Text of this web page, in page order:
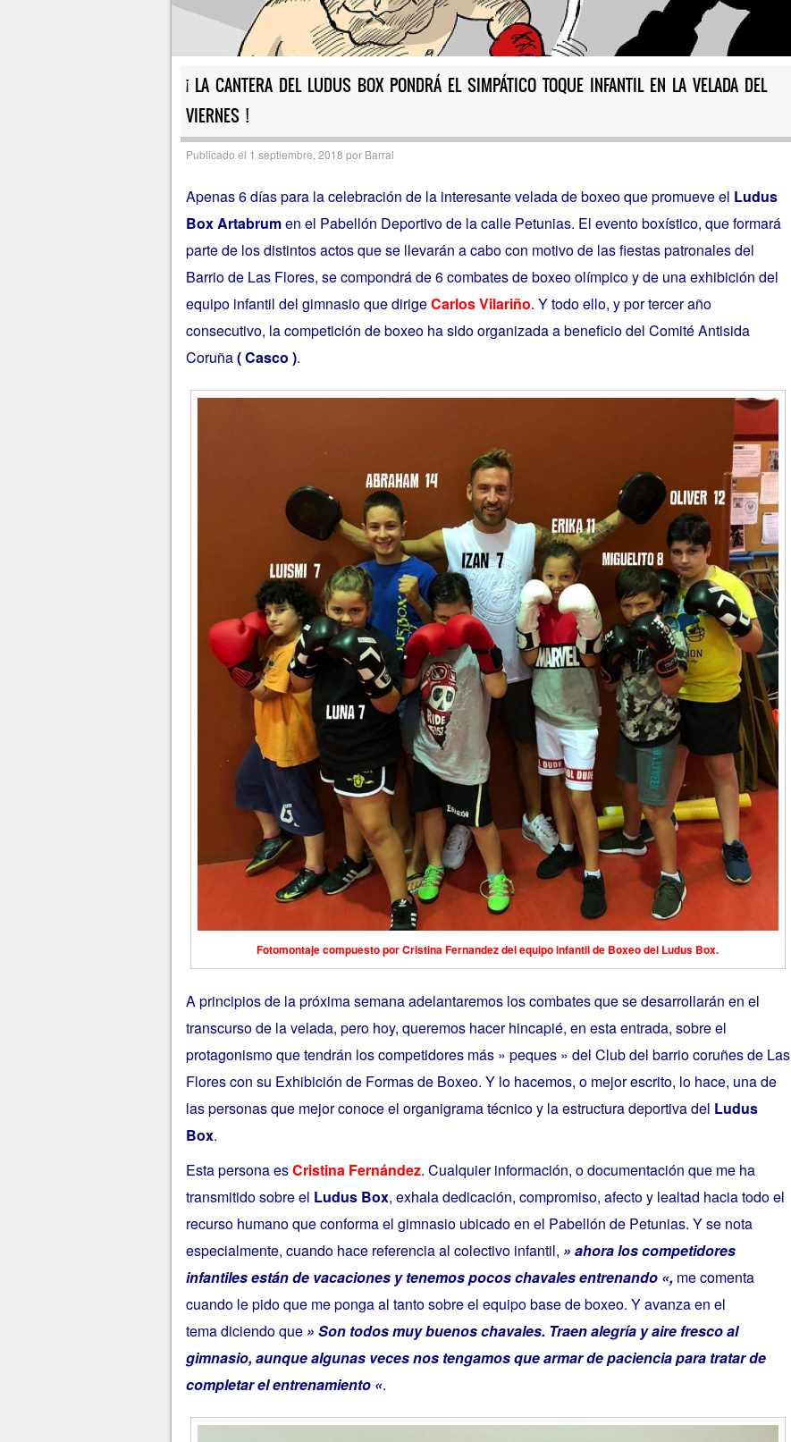
¡ LA CANTERA DEL LUDUS BOX PONDRÁ EL SIMPÁTICO TOQUE INFANTIL EN LA VELADA DEL
VIERNES !
Publicado el 1 septiembre, 2018 por Barral
Apenas 6 días para la celebración de la interesante velada de boxeo que promueve el Ludus
Box Artabrumen el Pabellón Deportivo de la calle Petunias. El evento boxístico, que formará
parte de los distintos actos que se llevarán a cabo con motivo de las fiestas patronales del
Barrio de Las Flores, se compondrá de 6 combates de boxeo olímpico y de una exhibición del
equipo infantil del gimnasio que dirigeCarlos Vilariño. Y todo ello, y por tercer año
consecutivo, la competición de boxeo ha sido organizada a beneficio del Comité Antisida
Coruña( Casco ).
Fotomontaje compuesto por Cristina Fernandez del equipo infantil de Boxeo del Ludus Box.
A principios de la próxima semana adelantaremos los combates que se desarrollarán en el
transcurso de la velada, pero hoy, queremos hacer hincapié, en esta entrada, sobre el
protagonismo que tendrán los competidores más » peques » del Club del barrio coruñes de Las
Flores con su Exhibición de Formas de Boxeo. Y lo hacemos, o mejor escrito, lo hace, una de
las personas que mejor conoce el organigrama técnico y la estructura deportiva del Ludus
Box.
Esta persona esCristina Fernández. Cualquier información, o documentación que me ha
transmitido sobre el Ludus Box, exhala dedicación, compromiso, afecto y lealtad hacia todo el
recurso humano que conforma el gimnasio ubicado en el Pabellón de Petunias. Y se nota
especialmente, cuando hace referencia al colectivo infantil, » ahora los competidores
infantiles están de vacaciones y tenemos pocos chavales entrenando «,me comenta
cuando le pido que me ponga al tanto sobre el equipo base de boxeo. Y avanza en el
tema diciendo que» Son todos muy buenos chavales. Traen alegría y aire fresco al
gimnasio, aunque algunas veces nos tengamos que armar de paciencia para tratar de
completar el entrenamiento «.